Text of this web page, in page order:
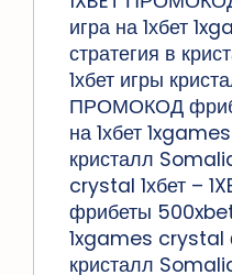
игра на 1хбет
стратегия в
1хбет игры
ПРОМОКОД
на 1хбет
кристалл
crystal 1хбет –
фрибеты 500xbet
1xgames crystal
кристалл